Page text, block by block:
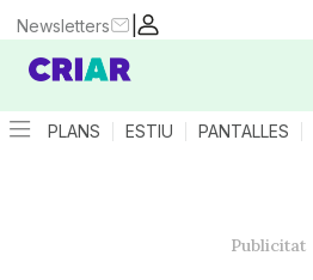
|
Newsletters
PLANS ESTIU PANTALLES